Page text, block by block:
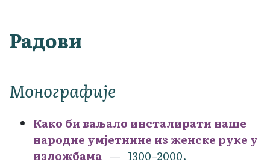
Радови
Монографије
Како би ваљало инсталирати наше
народне умјетнине из женске руке у
изложбама
1300–2000.